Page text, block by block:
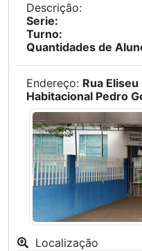
Descrição:
Serie:
Turno:
Quantidades de
Endereço: Rua
Habitacional Pedro
Localização